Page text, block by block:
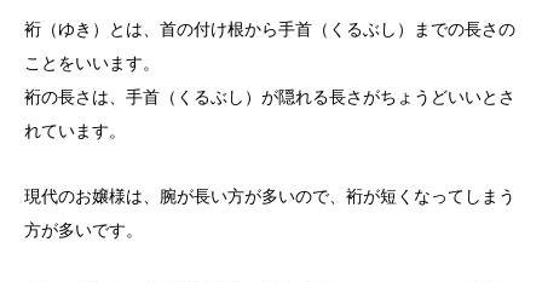
裄（ゆき）とは、首の付け根から手首（くるぶし）までの長さの
ことをいいます。
裄の長さは、手首（くるぶし）が隠れる長さがちょうどいいとさ
れています。
現代のお嬢様は、腕が長い方が多いので、裄が短くなってしまう
方が多いです。